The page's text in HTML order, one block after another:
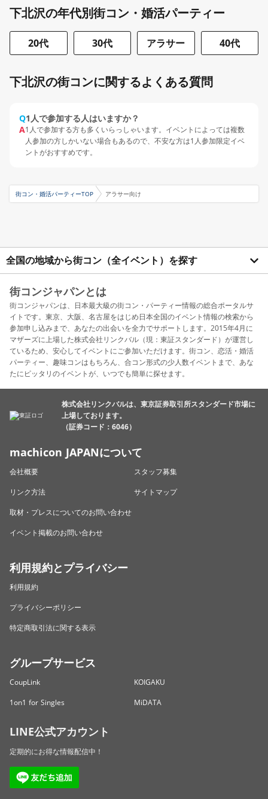
下北沢の年代別街コン・婚活パーティー
20代 30代 アラサー 40代
下北沢の街コンに関するよくある質問
Q1人で参加する人はいますか？
A1人で参加する方も多くいらっしゃいます。イベントによっては複数
人参加の方しかいない場合もあるので、不安な方は1人参加限定イベ
ントがおすすめです。
街コン・婚活パーティーTOP アラサー向け
全国の地域から街コン（全イベント）を探す
街コンジャパンとは
街コンジャパンは、日本最大級の街コン・パーティー情報の総合ポータルサ
イトです。東京、大阪、名古屋をはじめ日本全国のイベント情報の検索から
参加申し込みまで、あなたの出会いを全力でサポートします。2015年4月に
マザーズに上場した株式会社リンクバル（現：東証スタンダード）が運営し
ているため、安心してイベントにご参加いただけます。街コン、恋活・婚活
パーティー、趣味コンはもちろん、合コン形式の少人数イベントまで、あな
たにピッタリのイベントが、いつでも簡単に探せます。
株式会社リンクバルは、東京証券取引所スタンダード市場に
上場しております。
（証券コード：6046）
machicon JAPANについて
会社概要
スタッフ募集
リンク方法
サイトマップ
取材・プレスについてのお問い合わせ
イベント掲載のお問い合わせ
利用規約とプライバシー
利用規約
プライバシーポリシー
特定商取引法に関する表示
グループサービス
CoupLink
KOIGAKU
1on1 for Singles
MiDATA
LINE公式アカウント
定期的にお得な情報配信中！